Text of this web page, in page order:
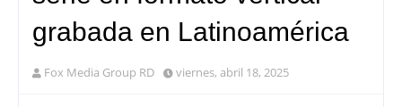
grabada en Latinoamérica
Fox Media Group RD viernes, abril 18, 2025